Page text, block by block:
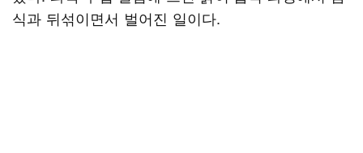
식과 뒤섞이면서 벌어진 일이다.